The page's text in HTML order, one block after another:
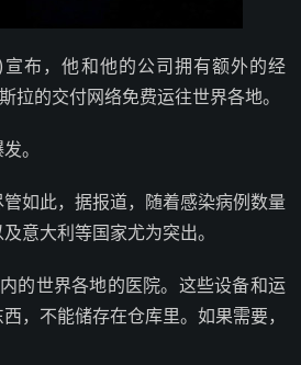
布，他和他的公司拥有额外的经
的交付网络免费运往世界各地。
。
如此，据报道，随着感染病例数量
意大利等国家尤为突出。
的世界各地的医院。这些设备和运
，不能储存在仓库里。如果需要，